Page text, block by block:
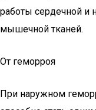
работы сердечной и
мышечной тканей.
От геморроя
При наружном